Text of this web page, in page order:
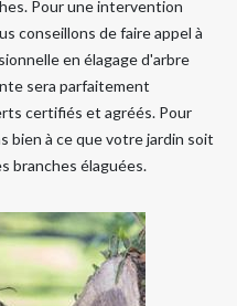
Pour une intervention
conseillons de faire appel à
en élagage d'arbre
sera parfaitement
certifiés et agréés. Pour
bien à ce que votre jardin soit
branches élaguées.